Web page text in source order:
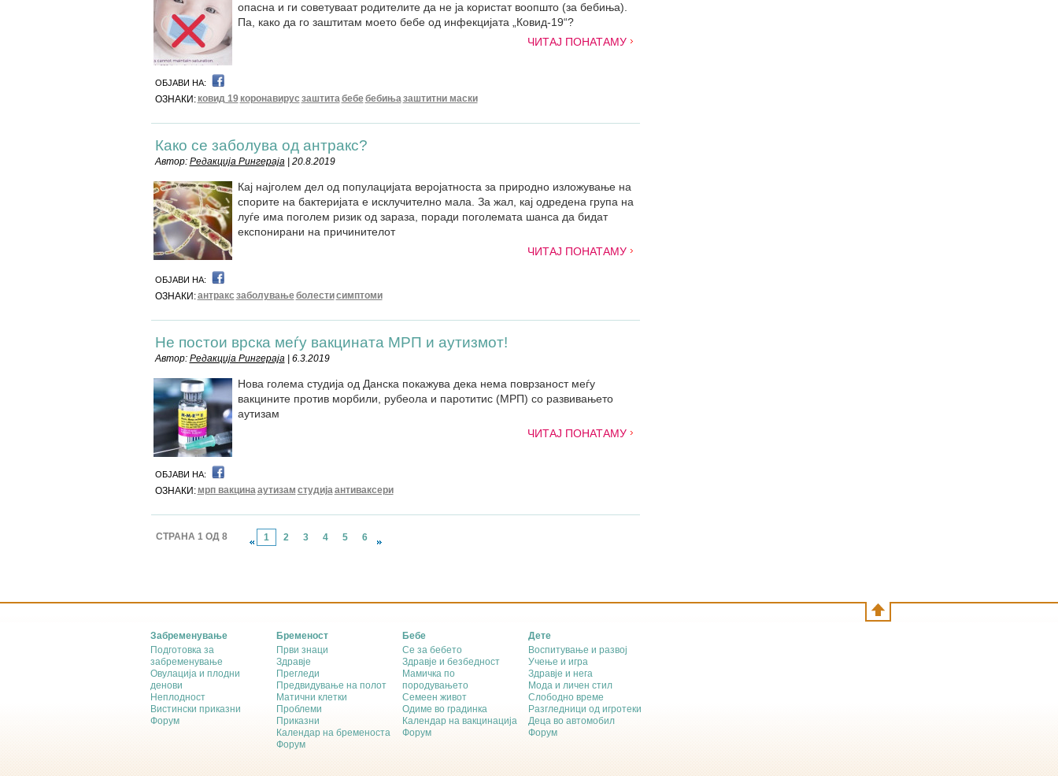
опасна и ги советуваат родителите да не ја користат воопшто (за бебиња).
Па, како да го заштитам моето бебе од инфекцијата „Ковид-19“?
ЧИТАЈ ПОНАТАМУ
ОБЈАВИ НА:
ОЗНАКИ: ковид 19 коронавирус заштитабебебебињазаштитни маски
Како се заболува од антракс?
Автор: Редакција Рингераја| 20.8.2019
Кај најголем дел од популацијата веројатноста за природно изложување на
спорите на бактеријата е исклучително мала. За жал, кај одредена група на
луѓе има поголем ризик од зараза, поради поголемата шанса да бидат
експонирани на причинителот
ЧИТАЈ ПОНАТАМУ
ОБЈАВИ НА:
ОЗНАКИ:антракс заболувањеболестисимптоми
Не постои врска меѓу вакцината МРП и аутизмот!
Автор: Редакција Рингераја| 6.3.2019
Нова голема студија од Данска покажува дека нема поврзаност меѓу
вакцините против морбили, рубеола и паротитис (МРП) со развивањето
аутизам
ЧИТАЈ ПОНАТАМУ
ОБЈАВИ НА:
ОЗНАКИ: мрп вакцинааутизам студијаантиваксери
СТРАНА 1 ОД 8 1 2 3 4 5 6
Забременување
Подготовка за
забременување
Овулација и плодни
денови
Неплодност
Вистински приказни
Форум
Бременост
Први знаци
Здравје
Прегледи
Предвидување на полот
Матични клетки
Проблеми
Приказни
Календар на бременоста
Форум
Бебе
Се за бебето
Здравје и безбедност
Мамичка по
породувањето
Семеен живот
Одиме во градинка
Календар на вакцинација
Форум
Дете
Воспитување и развој
Учење и игра
Здравје и нега
Мода и личен стил
Слободно време
Разгледници од игротеки
Деца во автомобил
Форум